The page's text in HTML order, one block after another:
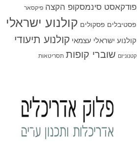
פודקאסט סינמסקופ הקצה פיקסאר
פסטיבלים פסקולים קולנוע ישראלי
קולנוע ישראלי עצמאי קולנוע תיעודי
קטנוניזם שוברי קופות תסריטאות